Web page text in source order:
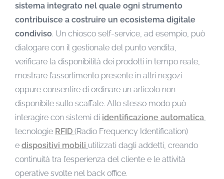
sistema integrato nel quale ogni strumento
contribuisce a costruire un ecosistema digitale
condiviso. Un chiosco self-service, ad esempio, può
dialogare con il gestionale del punto vendita,
verificare la disponibilità dei prodotti in tempo reale,
mostrare l’assortimento presente in altri negozi
oppure consentire di ordinare un articolo non
disponibile sullo scaffale. Allo stesso modo può
interagire con sistemi di identificazione automatica
tecnologie RFID (Radio Frequency Identification)
e dispositivi mobili utilizzati dagli addetti, creando
continuità tra l’esperienza del cliente e le attività
operative svolte nel back office.